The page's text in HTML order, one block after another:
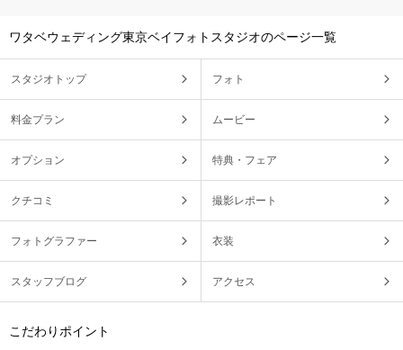
ワタベウェディング東京ベイフォトスタジオのページ一覧
スタジオトップ フォト
料金プラン ムービー
オプション 特典・フェア
クチコミ 撮影レポート
フォトグラファー 衣装
スタッフブログ アクセス
こだわりポイント